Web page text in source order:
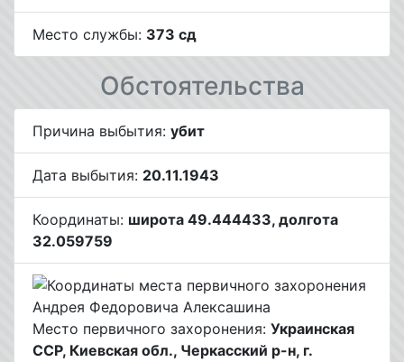
Место службы: 373 сд
Обстоятельства
Причина выбытия: убит
Дата выбытия: 20.11.1943
Координаты: широта 49.444433, долгота
32.059759
Место первичного захоронения: Украинская
ССР, Киевская обл., Черкасский р-н, г.